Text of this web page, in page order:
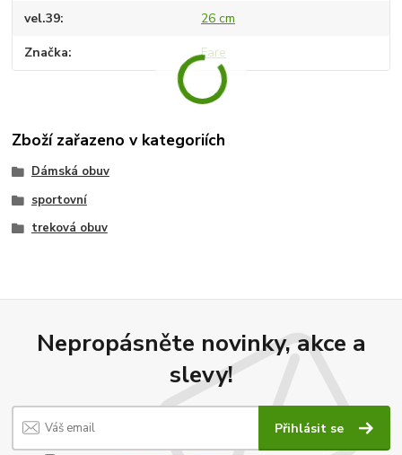
vel.39 26 cm
Značka Fare
Zboží zařazeno v kategoriích
Dámská obuv
sportovní
treková obuv
Nepropásněte novinky, akce a
slevy!
Přihlásit se